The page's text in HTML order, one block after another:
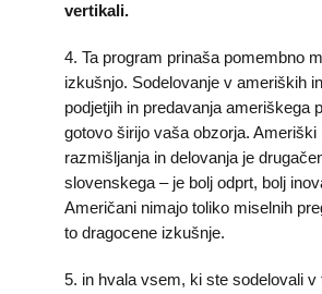
vertikali.
4. Ta program prinaša pomembno
izkušnjo. Sodelovanje v ameriških
podjetjih in predavanja ameriškega
gotovo širijo vaša obzorja. Ameriški
razmišljanja in delovanja je
slovenskega – je bolj odprt, bolj
Američani nimajo toliko miselnih
to dragocene izkušnje.
5. in hvala vsem, ki ste sodelovali v